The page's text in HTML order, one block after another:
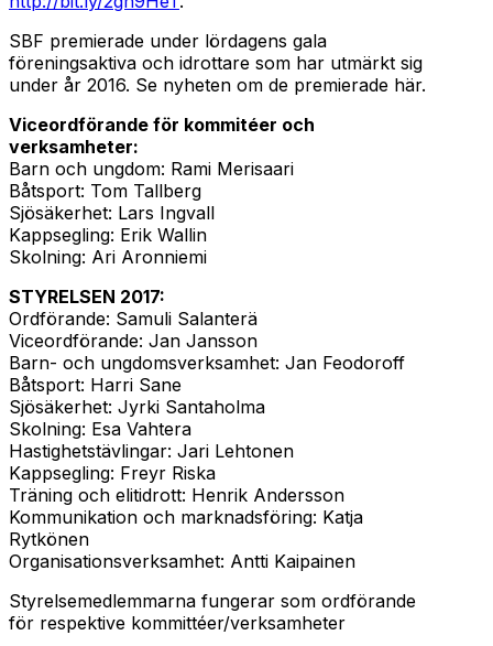
SBF premierade under lördagens gala
föreningsaktiva och idrottare som har utmärkt sig
under år 2016. Se nyheten om de premierade här.
Viceordförande för kommitéer och
verksamheter:
Barn och ungdom: Rami Merisaari
Båtsport: Tom Tallberg
Sjösäkerhet: Lars Ingvall
Kappsegling: Erik Wallin
Skolning: Ari Aronniemi
STYRELSEN 2017:
Ordförande: Samuli Salanterä
Viceordförande: Jan Jansson
Barn- och ungdomsverksamhet: Jan Feodoroff
Båtsport: Harri Sane
Sjösäkerhet: Jyrki Santaholma
Skolning: Esa Vahtera
Hastighetstävlingar: Jari Lehtonen
Kappsegling: Freyr Riska
Träning och elitidrott: Henrik Andersson
Kommunikation och marknadsföring: Katja
Rytkönen
Organisationsverksamhet: Antti Kaipainen
Styrelsemedlemmarna fungerar som ordförande
för respektive kommittéer/verksamheter